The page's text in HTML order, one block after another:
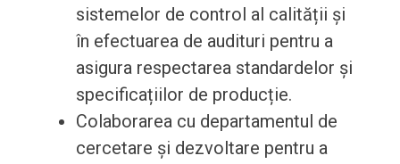
sistemelor de control al calității și
în efectuarea de audituri pentru a
asigura respectarea standardelor și
specificațiilor de producție.
Colaborarea cu departamentul de
cercetare și dezvoltare pentru a